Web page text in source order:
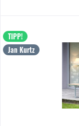
TIPP!
Jan Kurtz